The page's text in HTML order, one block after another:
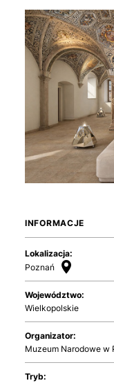
INFORMACJE
Lokalizacja:
Poznań
Województwo:
Wielkopolskie
Organizator:
Muzeum Narodowe w
Tryb: